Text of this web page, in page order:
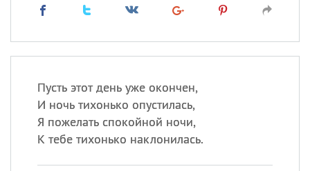
Пусть этот день уже окончен,
И ночь тихонько опустилась,
Я пожелать спокойной ночи,
К тебе тихонько наклонилась.